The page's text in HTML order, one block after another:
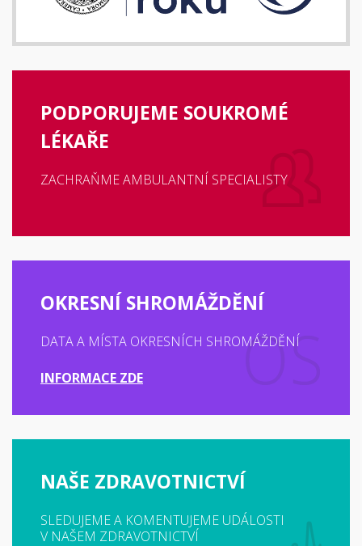
PODPORUJEME SOUKROMÉ
LÉKAŘE
ZACHRAŇME AMBULANTNÍ SPECIALISTY
OKRESNÍ SHROMÁŽDĚNÍ
DATA A MÍSTA OKRESNÍCH SHROMÁŽDĚNÍ
INFORMACE ZDE
NAŠE ZDRAVOTNICTVÍ
SLEDUJEME A KOMENTUJEME UDÁLOSTI
V NAŠEM ZDRAVOTNICTVÍ